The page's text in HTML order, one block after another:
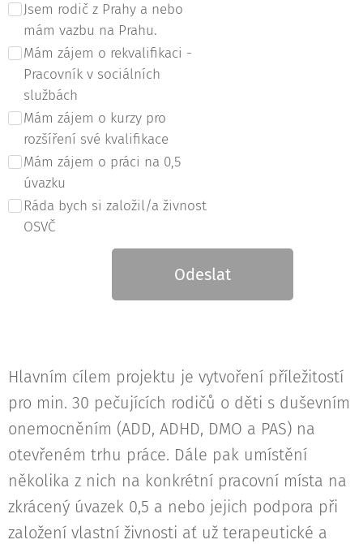
Jsem rodič z Prahy a nebo
mám vazbu na Prahu.
Mám zájem o rekvalifikaci -
Pracovník v sociálních
službách
Mám zájem o kurzy pro
rozšíření své kvalifikace
Mám zájem o práci na 0,5
úvazku
Ráda bych si založil/a živnost
OSVČ
Odeslat
Hlavním cílem projektu je vytvoření příležitostí
pro min. 30 pečujících rodičů o děti s duševním
onemocněním (ADD, ADHD, DMO a PAS) na
otevřeném trhu práce. Dále pak umístění
několika z nich na konkrétní pracovní místa na
zkrácený úvazek 0,5 a nebo jejich podpora při
založení vlastní živnosti ať už terapeutické a